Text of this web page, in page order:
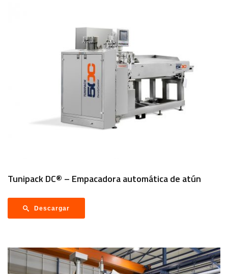
Tunipack DC® – Empacadora automática de atún
Descargar